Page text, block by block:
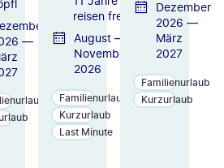
—
reisen frei
August —
November
2026
Familienurlaub
Kurzurlaub
Last Minute
Dezember
2026 —
März
2027
Familienurlaub
Kurzurlaub